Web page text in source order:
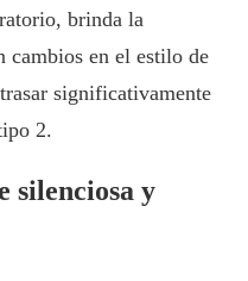
brinda la
cambios en el estilo de
significativamente
2.
silenciosa y